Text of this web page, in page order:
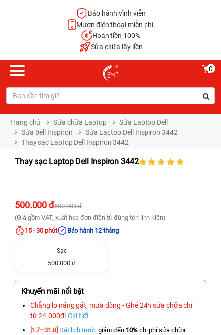
Bảo hành vĩnh viễn
Mượn điện thoại miễn phí
Hoàn tiền 100%
Sửa chữa lấy liền
0
Trang chủ Sửa chữa Laptop
Sửa Laptop Dell
Sửa Dell Inspiron
Sửa Laptop Dell Inspiron 3442
Thay sạc Laptop Dell Inspiron 3442
Thay sạc Laptop Dell Inspiron 3442
500.000 đ600.000 đ
(Giá gồm VAT, xuất hóa đơn điện tử đúng tên linh kiện)
15 - 30 phút
Bảo hành 12 tháng
Sạc
500.000 đ
Khuyến mãi nổi bật
Chẳng lo nắng gắt, mưa dông - Ghé 24h sửa chữa chỉ
từ 24.000đ! Chi tiết
[1.7–31.8] Đặt lịch trước giảm đến 10% chi phí sửa chữa